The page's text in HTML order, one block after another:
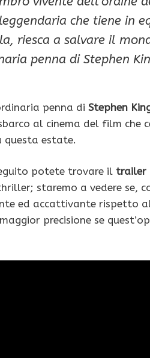
che tiene in
riesca a salvare il
penna di Stephen
penna di Stephen
al cinema del film che
questa estate.
potete trovare il trailer
staremo a vedere se,
ed accattivante rispetto
precisione se